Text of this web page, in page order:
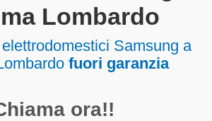
Lombardo
Samsung a
fuori garanzia
ora!!